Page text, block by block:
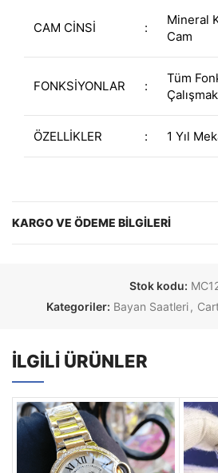
CAM CİNSİ :
Mineral
Cam
FONKSİYONLAR :
Tüm
ÖZELLİKLER : 1 Yıl
KARGO VE ÖDEME BILGILERI
Stok kodu:
Kategoriler: Bayan Saatleri,
İLGILI ÜRÜNLER